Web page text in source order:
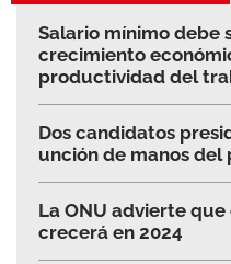
Salario mínimo debe
crecimiento
productividad del
Dos candidatos
unción de manos del
La ONU advierte
crecerá en 2024